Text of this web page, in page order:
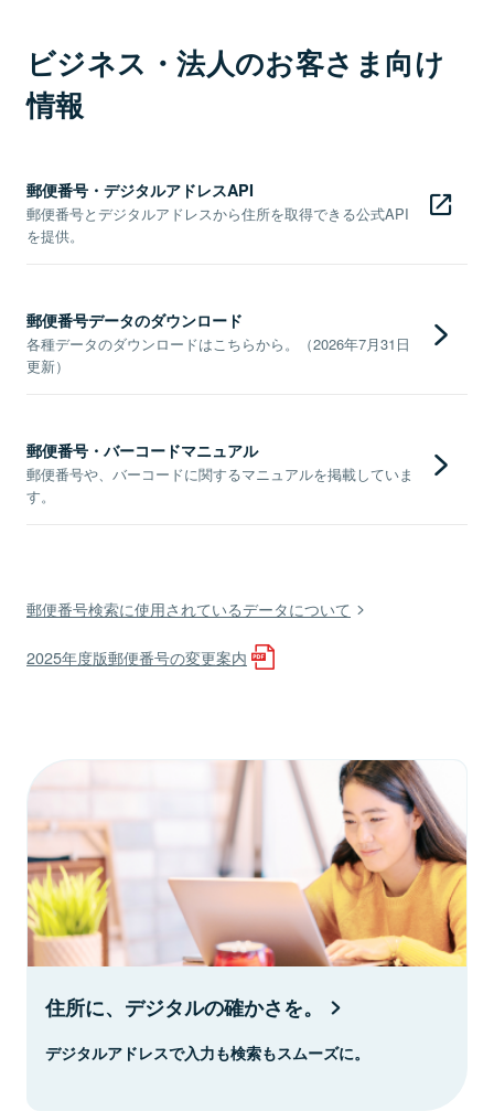
ビジネス・法人のお客さま向け
情報
郵便番号・デジタルアドレスAPI
郵便番号とデジタルアドレスから住所を取得できる公式API
を提供。
郵便番号データのダウンロード
各種データのダウンロードはこちらから。（2026年7月31日
更新）
郵便番号・バーコードマニュアル
郵便番号や、バーコードに関するマニュアルを掲載していま
す。
郵便番号検索に使用されているデータについて
2025年度版郵便番号の変更案内
住所に、デジタルの確かさを。
デジタルアドレスで入力も検索もスムーズに。